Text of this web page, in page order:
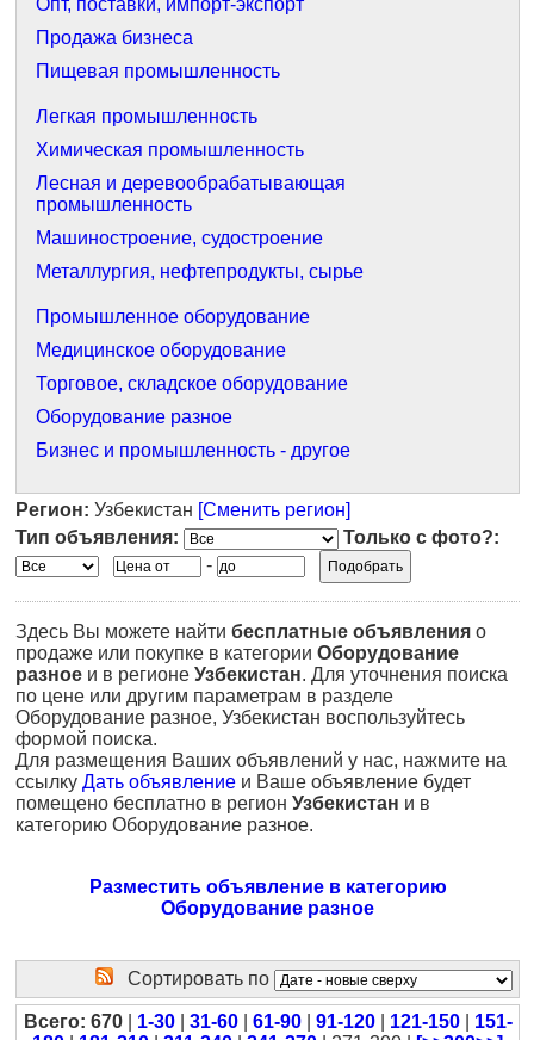
Опт, поставки, импорт-экспорт
Продажа бизнеса
Пищевая промышленность
Легкая промышленность
Химическая промышленность
Лесная и деревообрабатывающая
промышленность
Машиностроение, судостроение
Металлургия, нефтепродукты, сырье
Промышленное оборудование
Медицинское оборудование
Торговое, складское оборудование
Оборудование разное
Бизнес и промышленность - другое
Регион: Узбекистан [Сменить регион]
Тип объявления:
Только с фото?:
-
Здесь Вы можете найти бесплатные объявления о
продаже или покупке в категории Оборудование
разное и в регионе Узбекистан. Для уточнения поиска
по цене или другим параметрам в разделе
Оборудование разное, Узбекистан воспользуйтесь
формой поиска.
Для размещения Ваших объявлений у нас, нажмите на
ссылку Дать объявление и Ваше объявление будет
помещено бесплатно в регион Узбекистан и в
категорию Оборудование разное.
Разместить объявление в категорию
Оборудование разное
Сортировать по
Всего: 670| 1-30| 31-60| 61-90| 91-120| 121-150| 151-